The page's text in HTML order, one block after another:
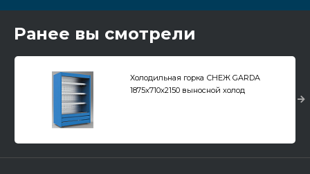
Ранее вы смотрели
Холодильная горка СНЕЖ GARDA
1875x710x2150 выносной холод